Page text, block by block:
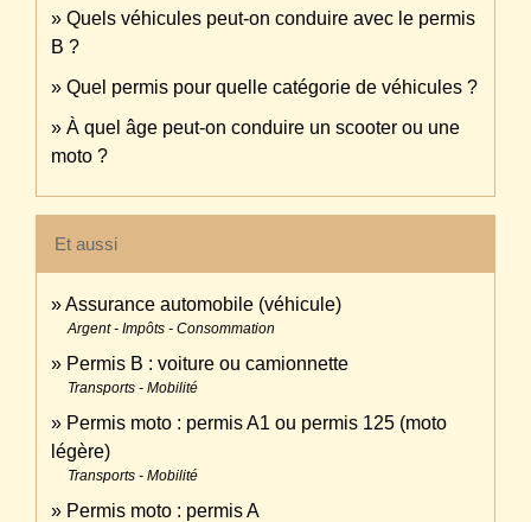
Quels véhicules peut-on conduire avec le permis
B ?
Quel permis pour quelle catégorie de véhicules ?
À quel âge peut-on conduire un scooter ou une
moto ?
Et aussi
Assurance automobile (véhicule)
Argent - Impôts - Consommation
Permis B : voiture ou camionnette
Transports - Mobilité
Permis moto : permis A1 ou permis 125 (moto
légère)
Transports - Mobilité
Permis moto : permis A